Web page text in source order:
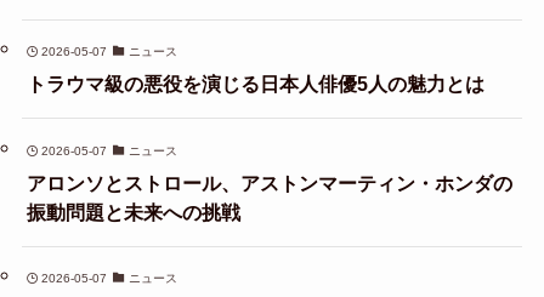
2026-05-07 ニュース
トラウマ級の悪役を演じる日本人俳優5人の魅力とは
2026-05-07 ニュース
アロンソとストロール、アストンマーティン・ホンダの
振動問題と未来への挑戦
2026-05-07 ニュース